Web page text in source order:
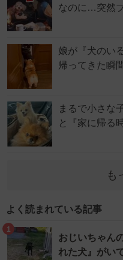
なのに…突然
娘が『犬のい
帰ってきた瞬
まるで小さな
と『家に帰る
も
よく読まれている記事
1
おじいちゃん
れた犬』がい